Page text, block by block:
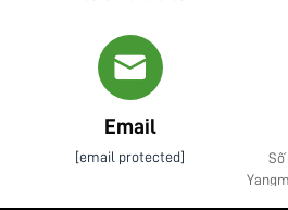
Email
[email protected]
Số